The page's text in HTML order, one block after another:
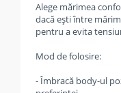
Alege mărimea
dacă ești între
pentru a evita
Mod de folosire:
- Îmbracă body-ul